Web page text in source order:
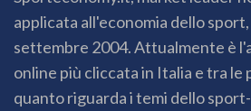
applicata all'economia dello
settembre 2004. Attualmente è
online più cliccata in Italia e tra le
quanto riguarda i temi dello